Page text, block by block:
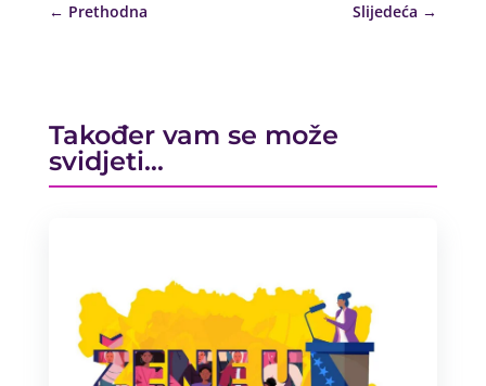
← Prethodna Slijedeća →
Također vam se može
svidjeti…